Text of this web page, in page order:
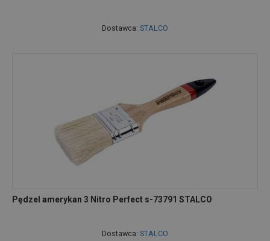
Dostawca: STALCO
Pędzel amerykan 3 Nitro Perfect s-73791 STALCO
Dostawca: STALCO